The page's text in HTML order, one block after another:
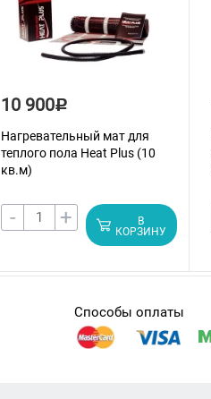
10 900Р
Нагревательный мат для
теплого пола Heat Plus (10
кв.м)
- +
В
КОРЗИНУ
Способы оплаты